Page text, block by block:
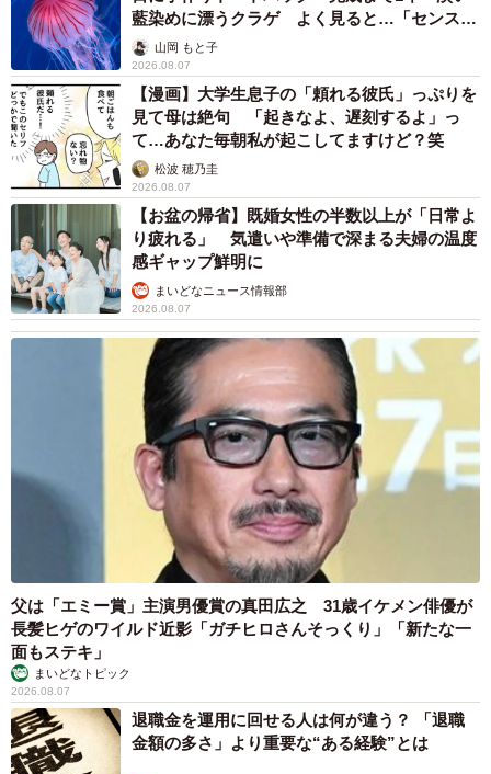
6/9
元気に走り回るみつ子ちゃん（画像提供：今日のぶんたとみつ子さん）
みつ子ちゃんは現在9歳。一般的にはシニア犬とされる年齢
になりましたが、今なお心の成長を見せてくれる姿に、飼
い主さんは驚かされると話します。
「まだまだ伸びしろがあるように思います。あまり甘えな
い子だったからこそ、たまに甘えてくれると胸がズキュー
ンとします。そんな愛らしいみつ子に『もしかして、メロ
メロになっているのを見透かされてる？』と思うこともあ
藍染めに漂うクラゲ よく見ると…「センスす
ごい」山岡 もと子
2026.08.07
【漫画】大学生息子の「頼れる彼氏」っぷりを
見て母は絶句 「起きなよ、遅刻するよ」っ
て…あなた毎朝私が起こしてますけど？笑
松波 穂乃圭
2026.08.07
【お盆の帰省】既婚女性の半数以上が「日常よ
り疲れる」 気遣いや準備で深まる夫婦の温度
感ギャップ鮮明に
まいどなニュース情報部
2026.08.07
父は「エミー賞」主演男優賞の真田広之 31歳イケメン俳優が
長髪ヒゲのワイルド近影「ガチヒロさんそっくり」「新たな一
面もステキ」
まいどなトピック
2026.08.07
退職金を運用に回せる人は何が違う？ 「退職
金額の多さ」より重要な“ある経験”とは